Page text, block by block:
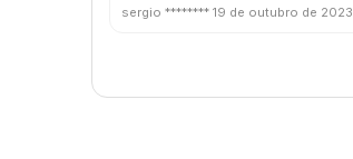
sergio ******** 19 de outubro de 2023